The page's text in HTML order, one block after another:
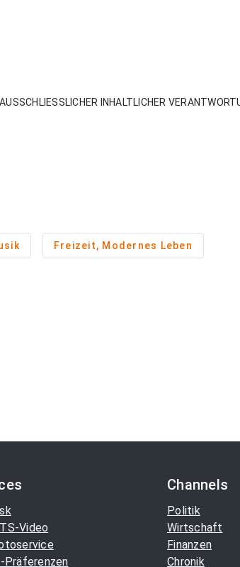
INHALTLICHER
Freizeit, Modernes Leben
Video
Präferenzen
Channels
Politik
Wirtschaft
Finanzen
Chronik